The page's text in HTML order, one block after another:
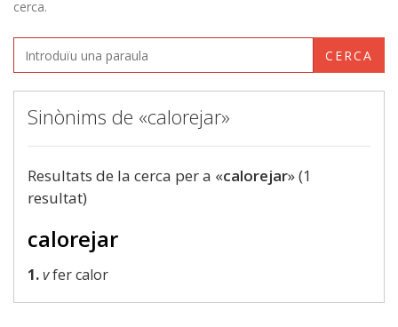
cerca.
CERCA
Sinònims de «calorejar»
Resultats de la cerca per a «calorejar» (1
resultat)
calorejar
1.vfer calor